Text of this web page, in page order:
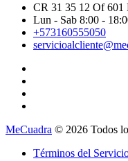
CR 31 35 12 Of 601
Lun - Sab 8:00 -
+573160555050
MeCuadra © 2026 Todos
Términos del